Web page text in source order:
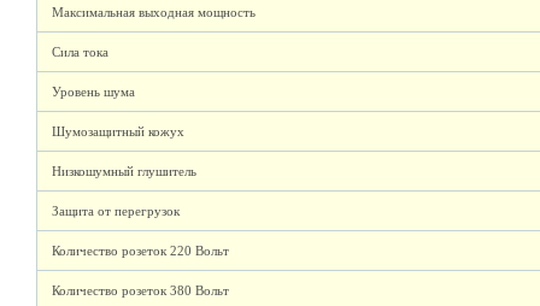
Максимальная выходная мощность
Сила тока
Уровень шума
Шумозащитный кожух
Низкошумный глушитель
Защита от перегрузок
Количество розеток 220 Вольт
Количество розеток 380 Вольт